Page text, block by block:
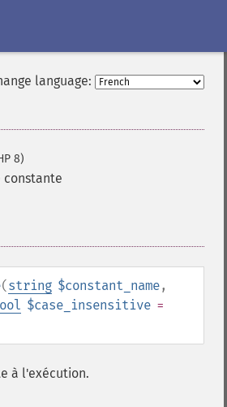
language:
8)
constante
(string $constant_name,
$case_insensitive =
à l'exécution.